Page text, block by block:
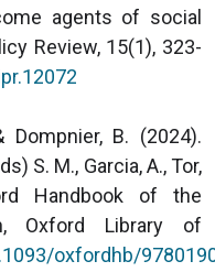
agents of social
Review, 15(1), 323-
Dompnier, B. (2024).
S. M., Garcia, A., Tor,
Handbook of the
Oxford Library of
oxfordhb/